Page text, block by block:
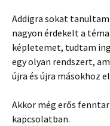
Addigra sokat
nagyon érdekelt a
képletemet, tudtam
egy olyan rendszert,
újra és újra másokhoz
Akkor még erős
kapcsolatban.